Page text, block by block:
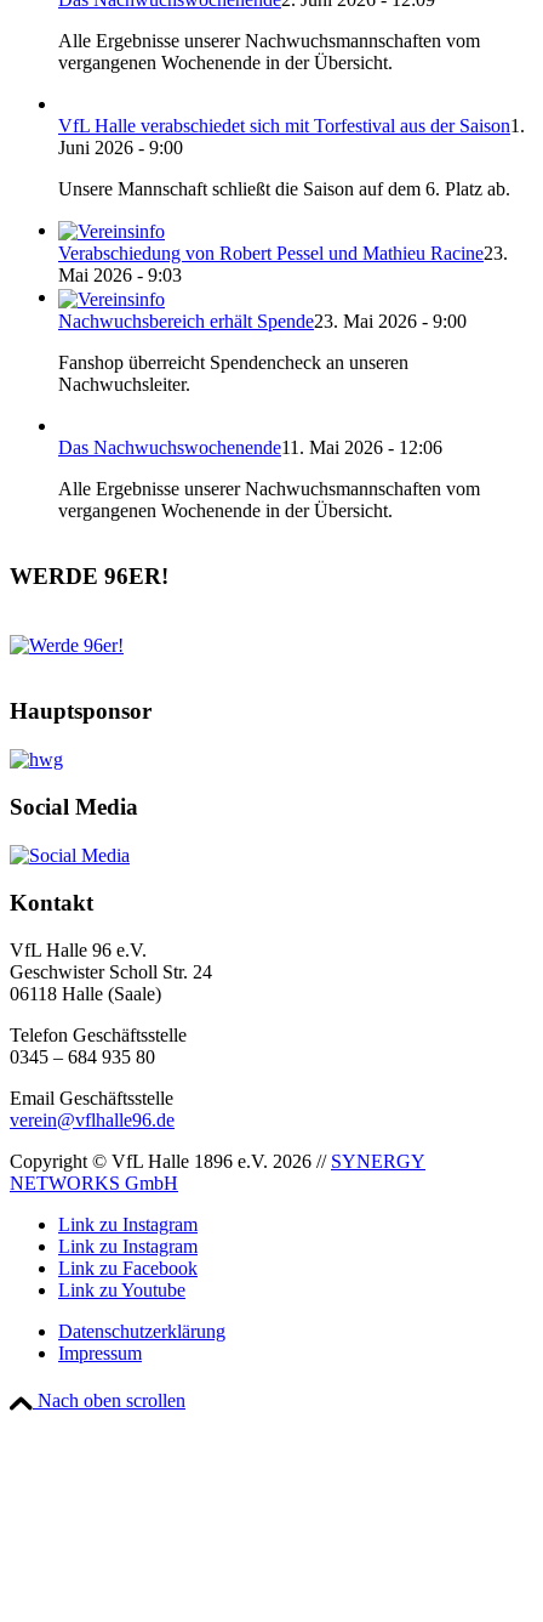
Alle Ergebnisse unserer Nachwuchsmannschaften vom
vergangenen Wochenende in der Übersicht.
VfL Halle verabschiedet sich mit Torfestival aus der Saison1.
Juni 2026 - 9:00
Unsere Mannschaft schließt die Saison auf dem 6. Platz ab.
Verabschiedung von Robert Pessel und Mathieu Racine23.
Mai 2026 - 9:03
Nachwuchsbereich erhält Spende23. Mai 2026 - 9:00
Fanshop überreicht Spendencheck an unseren
Nachwuchsleiter.
Das Nachwuchswochenende11. Mai 2026 - 12:06
Alle Ergebnisse unserer Nachwuchsmannschaften vom
vergangenen Wochenende in der Übersicht.
WERDE 96ER!
Hauptsponsor
Social Media
Kontakt
VfL Halle 96 e.V.
Geschwister Scholl Str. 24
06118 Halle (Saale)
Telefon Geschäftsstelle
0345 – 684 935 80
Email Geschäftsstelle
verein@vflhalle96.de
Copyright © VfL Halle 1896 e.V. 2026 // SYNERGY
NETWORKS GmbH
Link zu Instagram
Link zu Instagram
Link zu Facebook
Link zu Youtube
Datenschutzerklärung
Impressum
Nach oben scrollen